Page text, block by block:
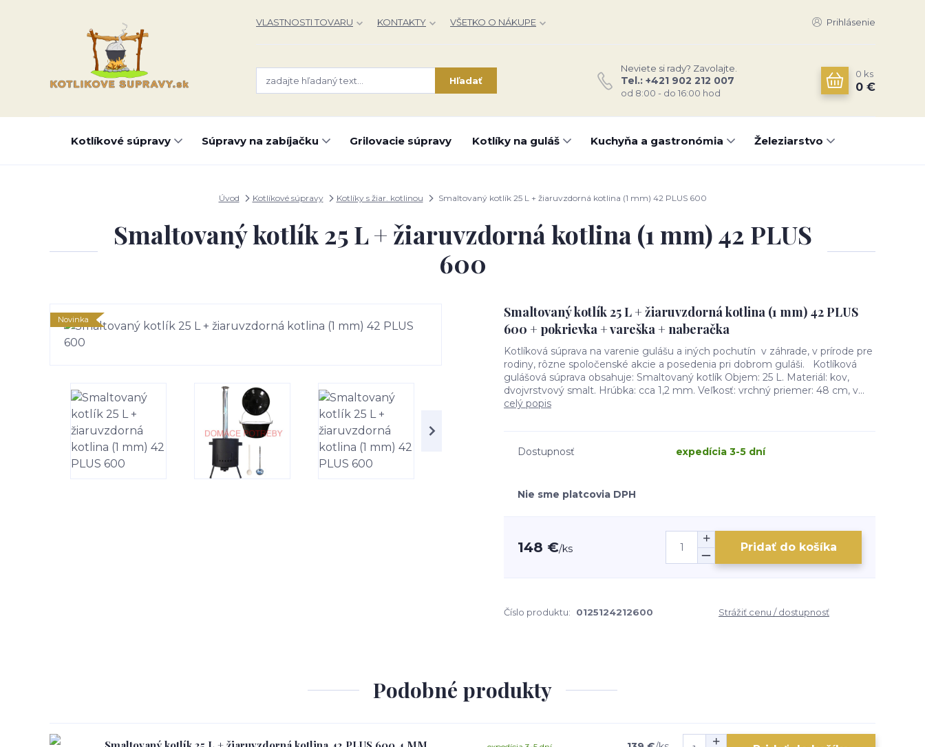
VLASTNOSTI TOVARU KONTAKTY VŠETKO O NÁKUPE Prihlásenie
Hľadať
Neviete si rady? Zavolajte.
Tel.: +421 902 212 007
od 8:00 - do 16:00 hod
0 ks
0 €
Kotlíkové súpravy Súpravy na zabíjačku Grilovacie súpravy Kotlíky na guláš Kuchyňa a gastronómia Železiarstvo
Úvod Kotlíkové súpravy Kotlíky s žiar. kotlinou Smaltovaný kotlík 25 L + žiaruvzdorná kotlina (1 mm) 42 PLUS 600
Smaltovaný kotlík 25 L + žiaruvzdorná kotlina (1 mm) 42 PLUS
600
Novinka
Smaltovaný kotlík 25 L + žiaruvzdorná kotlina (1 mm) 42 PLUS
600 + pokrievka + vareška + naberačka
Kotlíková súprava na varenie gulášu a iných pochutín v záhrade, v prírode pre
rodiny, rôzne spoločenské akcie a posedenia pri dobrom guláši. Kotlíková
gulášová súprava obsahuje: Smaltovaný kotlík Objem: 25 L. Materiál: kov,
dvojvrstvový smalt. Hrúbka: cca 1,2 mm. Veľkosť: vrchný priemer: 48 cm, v...
celý popis
Dostupnosť expedícia 3-5 dní
Nie sme platcovia DPH
148 €/ks Pridať do košíka
Číslo produktu: 0125124212600 Strážiť cenu / dostupnosť
Podobné produkty